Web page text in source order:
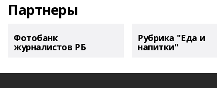
Партнеры
Фотобанк
журналистов РБ
Рубрика "Еда и
напитки"